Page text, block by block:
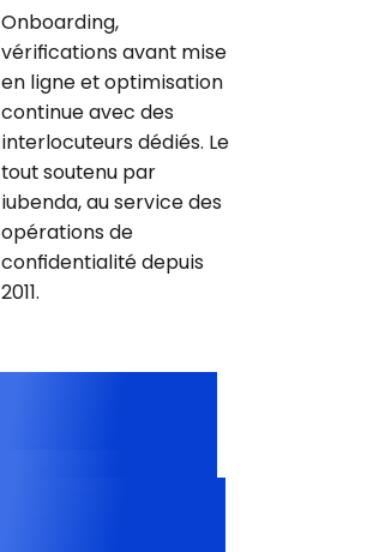
Onboarding,
vérifications avant mise
en ligne et optimisation
continue avec des
interlocuteurs dédiés. Le
tout soutenu par
iubenda, au service des
opérations de
confidentialité depuis
2011.